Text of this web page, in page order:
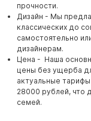
прочности.
Дизайн - Мы
классических до
самостоятельно
дизайнерам.
Цена - Наша
цены без ущерба
актуальные
28000 рублей, что
семей.